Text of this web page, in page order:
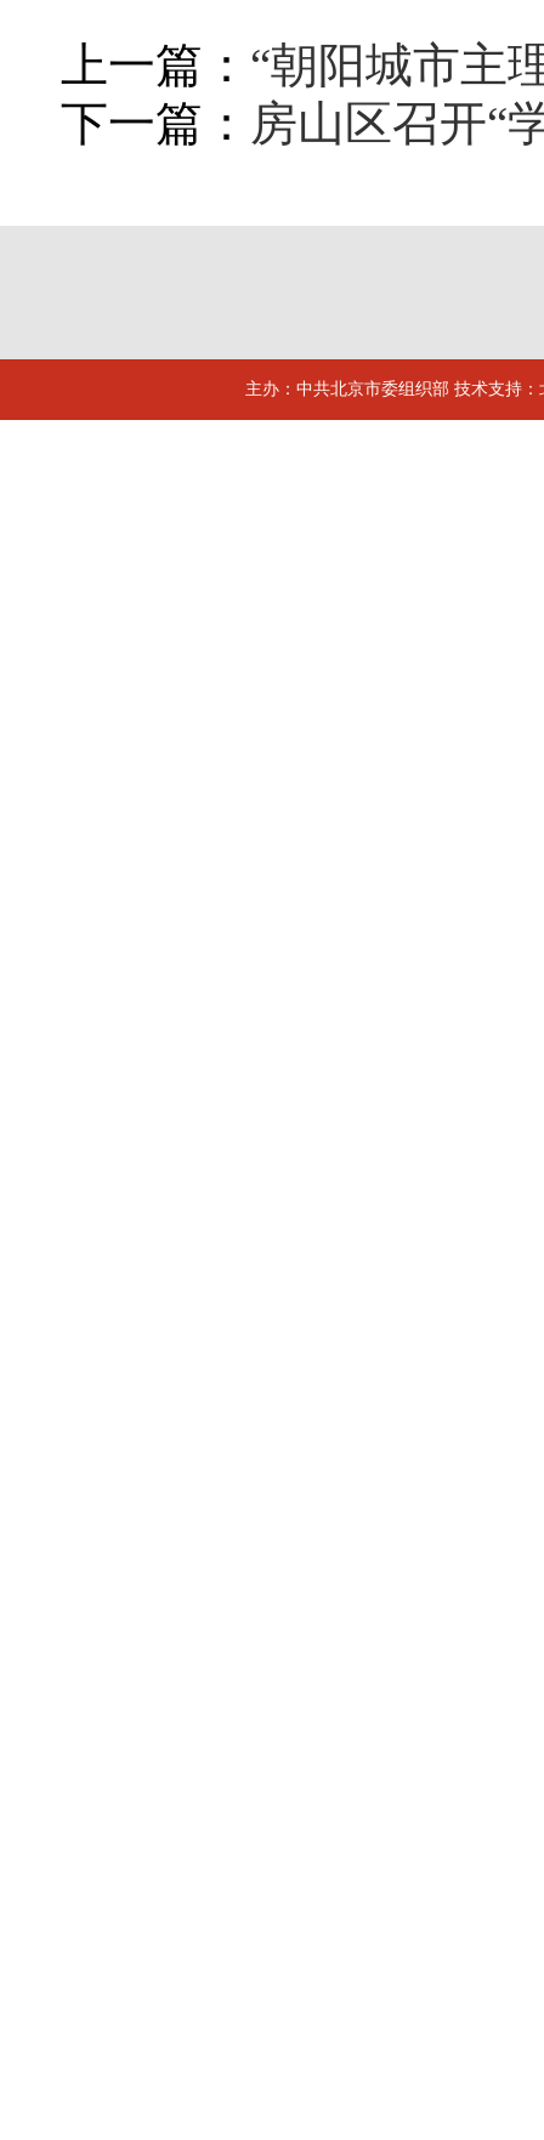
上一篇： “朝阳城市主
下一篇： 房山区召开“
主办：中共北京市委组织部 技术支持